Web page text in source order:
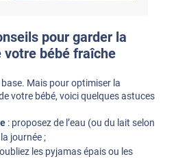
pour garder la
votre bébé fraîche
Mais pour optimiser la
votre bébé, voici quelques astuces
: proposez de l’eau (ou du lait selon
journée ;
les pyjamas épais ou les